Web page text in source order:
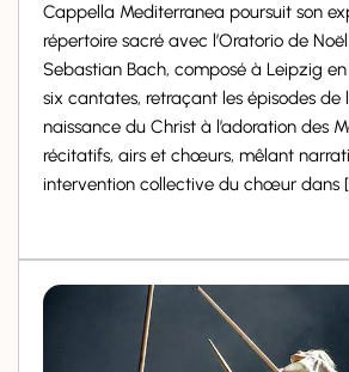
Cappella Mediterranea poursuit son
répertoire sacré avec l’Oratorio de
Sebastian Bach, composé à Leipzig en
six cantates, retraçant les épisodes
naissance du Christ à l’adoration des
récitatifs, airs et chœurs, mêlant
intervention collective du chœur dans